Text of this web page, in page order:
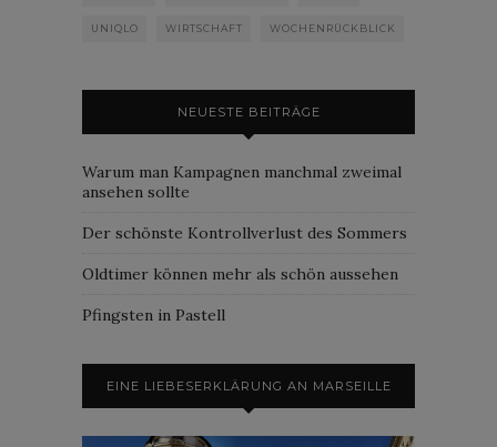
UNIQLO WIRTSCHAFT WOCHENRÜCKBLICK
NEUESTE BEITRÄGE
Warum man Kampagnen manchmal zweimal
ansehen sollte
Der schönste Kontrollverlust des Sommers
Oldtimer können mehr als schön aussehen
Pfingsten in Pastell
EINE LIEBESERKLÄRUNG AN MARSEILLE